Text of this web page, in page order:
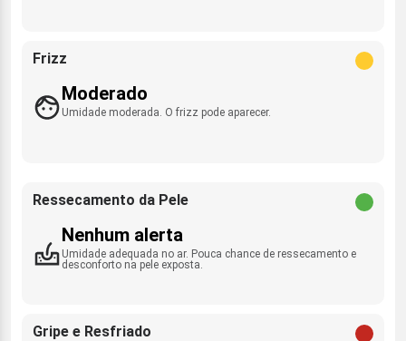
Frizz
Moderado
Umidade moderada. O frizz pode aparecer.
Ressecamento da Pele
Nenhum alerta
Umidade adequada no ar. Pouca chance de ressecamento e
desconforto na pele exposta.
Gripe e Resfriado